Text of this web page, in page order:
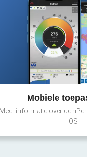
Mobiele
Meer informatie over de
iOS